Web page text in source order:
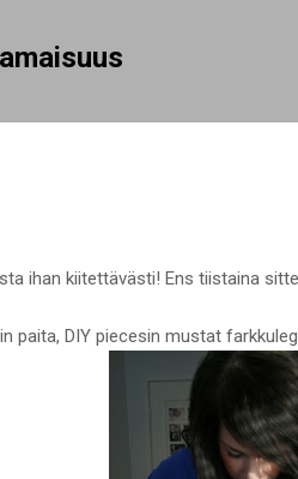
ihan kiitettävästi! Ens tiistaina
paita, DIY piecesin mustat